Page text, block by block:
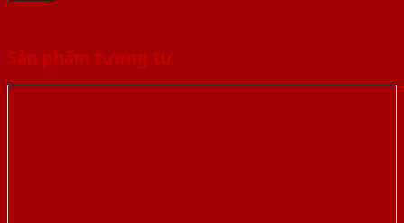
Sản phẩm tương tự